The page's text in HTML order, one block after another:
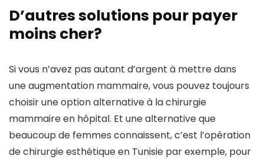
D’autres solutions pour payer
moins cher?
Si vous n’avez pas autant d’argent à mettre dans
une augmentation mammaire, vous pouvez toujours
choisir une option alternative à la chirurgie
mammaire en hôpital. Et une alternative que
beaucoup de femmes connaissent, c’est l’opération
de chirurgie esthétique en Tunisie par exemple, pour